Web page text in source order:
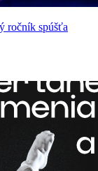
ročník spúšťa